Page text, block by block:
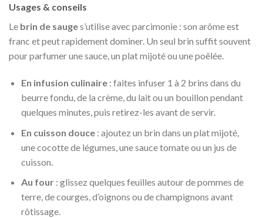
Usages & conseils
Le brin de sauges’utilise avec parcimonie : son arôme est
franc et peut rapidement dominer. Un seul brin suffit souvent
pour parfumer une sauce, un plat mijoté ou une poêlée.
En infusion culinaire: faites infuser 1 à 2 brins dans du
beurre fondu, de la crème, du lait ou un bouillon pendant
quelques minutes, puis retirez-les avant de servir.
En cuisson douce: ajoutez un brin dans un plat mijoté,
une cocotte de légumes, une sauce tomate ou un jus de
cuisson.
Au four: glissez quelques feuilles autour de pommes de
terre, de courges, d’oignons ou de champignons avant
rôtissage.